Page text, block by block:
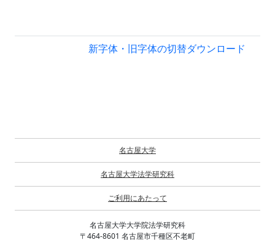
新字体・旧字体の切替ダウンロード
名古屋大学
名古屋大学法学研究科
ご利用にあたって
名古屋大学大学院法学研究科
〒464-8601 名古屋市千種区不老町